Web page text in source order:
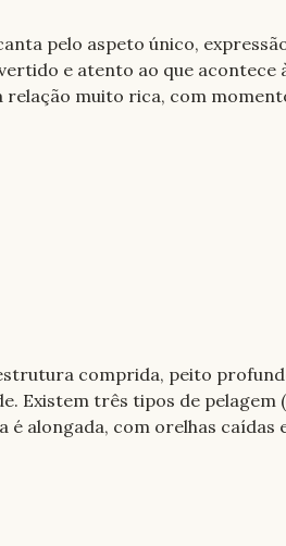
pelo aspeto único,
e atento ao que
relação muito rica, com
comprida, peito
Existem três tipos de
é alongada, com orelhas